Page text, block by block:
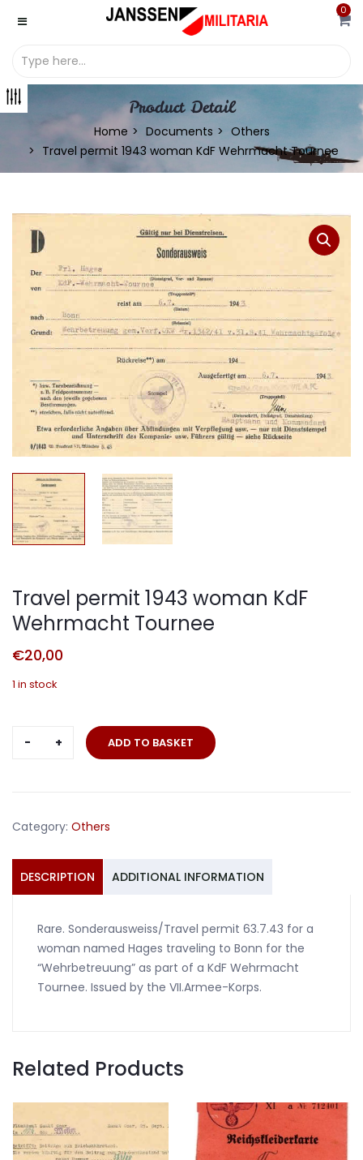
0
Product Detail
Home Documents
Others
Travel permit 1943 woman KdF Wehrmacht Tournee
Travel permit 1943 woman KdF
Wehrmacht Tournee
€20,00
1 in stock
Travel
Wehrmacht
quantity
ADD TO BASKET
Category: Others
DESCRIPTION ADDITIONAL INFORMATION
Rare. Sonderausweiss/Travel permit 63.7.43 for a
woman named Hages traveling to Bonn for the
“Wehrbetreuung” as part of a KdF Wehrmacht
Tournee. Issued by the VII.Armee-Korps.
Related Products